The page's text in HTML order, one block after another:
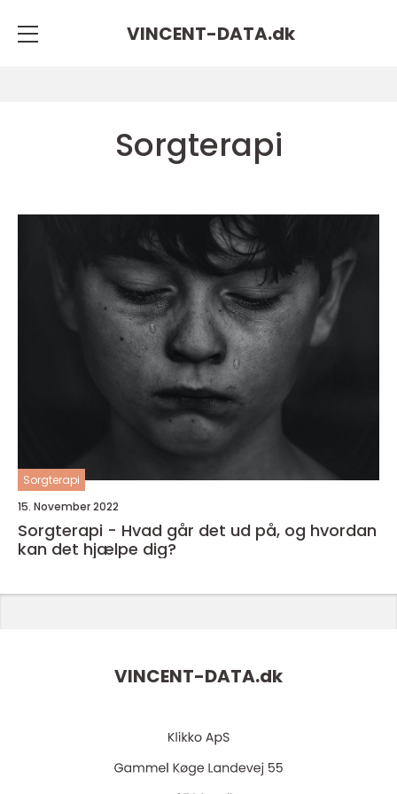
VINCENT-DATA.dk
Sorgterapi
Sorgterapi
15. November 2022
Sorgterapi - Hvad går det ud på, og hvordan
kan det hjælpe dig?
VINCENT-DATA.dk